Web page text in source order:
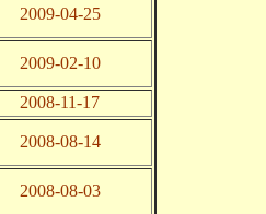
2009-04-25
2009-02-10
2008-11-17
2008-08-14
2008-08-03